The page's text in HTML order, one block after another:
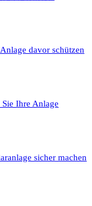
davor schützen
Ihre Anlage
sicher machen